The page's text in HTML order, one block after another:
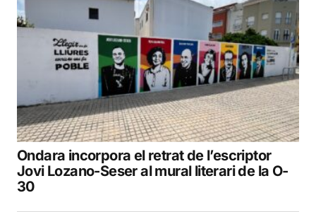
Ondara incorpora el retrat de l’escriptor
Jovi Lozano-Seser al mural literari de la O-
30